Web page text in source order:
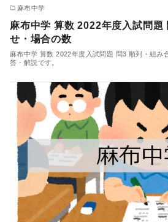
麻布中学
麻布中学 算数 2022年度入試問題
せ・場合の数
麻布中学 算数 2022年度入試問題 問3 順列・組み
答・解説です。